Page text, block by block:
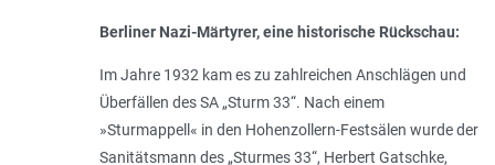
Berliner Nazi-Märtyrer, eine historische Rückschau:
Im Jahre 1932 kam es zu zahlreichen Anschlägen und
Überfällen des SA „Sturm 33“. Nach einem
»Sturmappell« in den Hohenzollern-Festsälen wurde der
Sanitätsmann des „Sturmes 33“, Herbert Gatschke,